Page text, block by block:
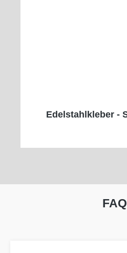
Edelstahlkleber -
FAQ